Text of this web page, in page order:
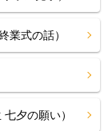
式の話）
夕の願い）